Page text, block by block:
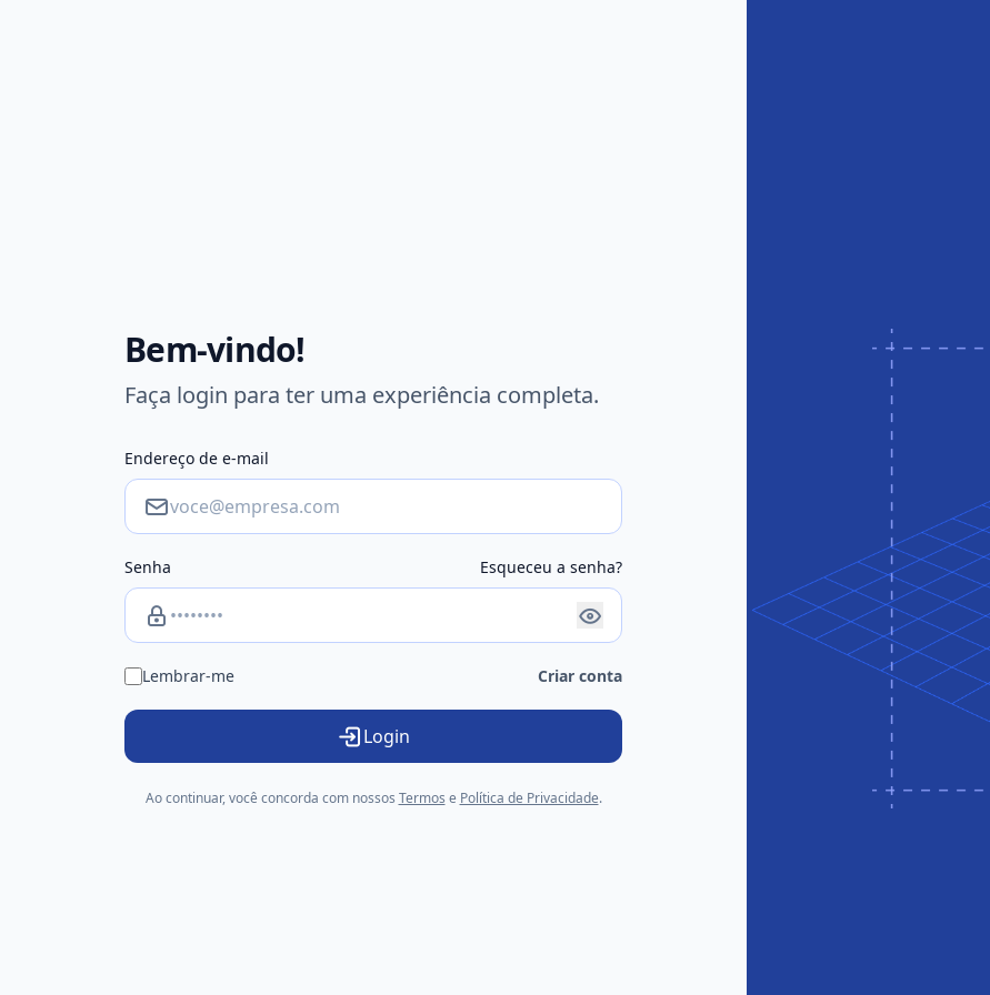
Bem-vindo!
Faça login para ter uma experiência completa.
Endereço de e-mail
Senha Esqueceu a senha?
Lembrar-me Criar conta
Login
Ao continuar, você concorda com nossos Termos e Política de Privacidade.